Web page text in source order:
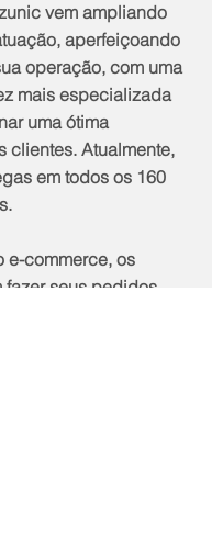
vem ampliando
aperfeiçoando
operação, com uma
mais especializada
uma ótima
clientes. Atualmente,
em todos os 160
e-commerce, os
seus pedidos